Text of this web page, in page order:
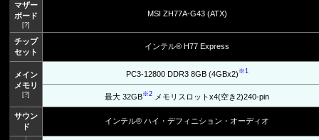
マザー
ボード
[?]
MSI ZH77A-G43 (ATX)
チップ
セット
インテル® H77 Express
メイン
メモリ
[?]
PC3-12800 DDR3 8GB (4GBx2) ※1
最大 32GB※2 メモリスロットx4(空き2)240-pin
サウン
ド
インテル® ハイ・デフィニション・オーディオ